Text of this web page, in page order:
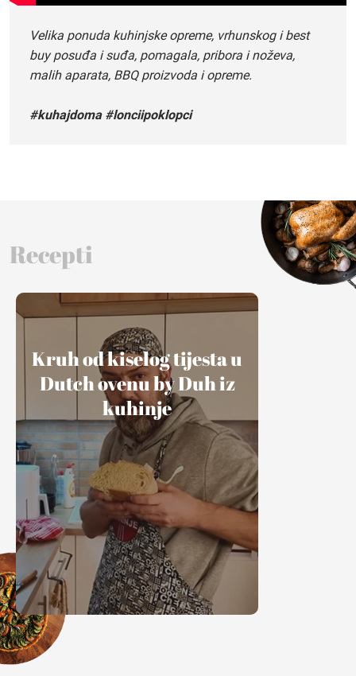
Velika ponuda kuhinjske opreme, vrhunskog i best
buy posuđa i suđa, pomagala, pribora i noževa,
malih aparata, BBQ proizvoda i opreme.
#kuhajdoma #lonciipoklopci
Recepti
Kruh od kiselog tijesta u
Dutch ovenu by Duh iz
kuhinje